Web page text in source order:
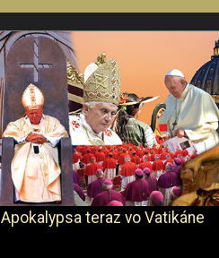
Apokalypsa teraz vo Vatikáne